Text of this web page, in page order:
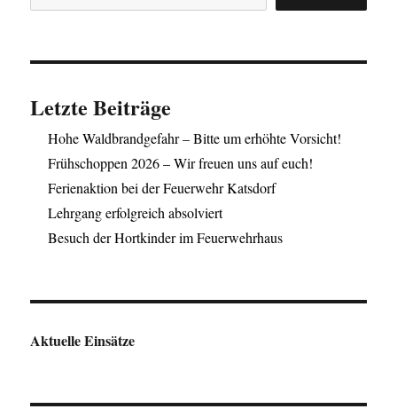
Letzte Beiträge
Hohe Waldbrandgefahr – Bitte um erhöhte Vorsicht!
Frühschoppen 2026 – Wir freuen uns auf euch!
Ferienaktion bei der Feuerwehr Katsdorf
Lehrgang erfolgreich absolviert
Besuch der Hortkinder im Feuerwehrhaus
Aktuelle Einsätze